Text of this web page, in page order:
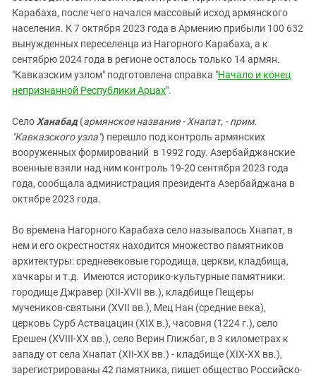
Карабаха, после чего начался массовый исход армянского
населения. К 7 октября 2023 года в Армению прибыли 100 632
вынужденных переселенца из Нагорного Карабаха, а к
сентябрю 2024 года в регионе осталось только 14 армян.
"Кавказским узлом" подготовлена справка "Начало и конец
непризнанной Республики Арцах".
Село Ханабад(армянское название - Хнапат, - прим.
"Кавказского узла") перешло под контроль армянских
вооруженных формирований в 1992 году. Азербайджанские
военные взяли над ним контроль 19-20 сентября 2023 года
года, сообщала администрация президента Азербайджана в
октябре 2023 года.
Во времена Нагорного Карабаха село называлось Хнапат, в
нем и его окрестностях находится множество памятников
архитектуры: средневековые городища, церкви, кладбища,
хачкары и т.д. Имеются историко-культурные памятники:
городище Джравер (XII-XVII вв.), кладбище Пещеры
мучеников-святыни (XVII вв.), Мец Нан (средние века),
церковь Сурб Аствацацин (XIX в.), часовня (1224 г.), село
Ерешен (XVIII-XX вв.), село Верин Глижбаг, в 3 километрах к
западу от села Хнапат (XII-XX вв.) - кладбище (XIX-XX вв.),
зарегистрированы 42 памятника, пишет общество Российско-